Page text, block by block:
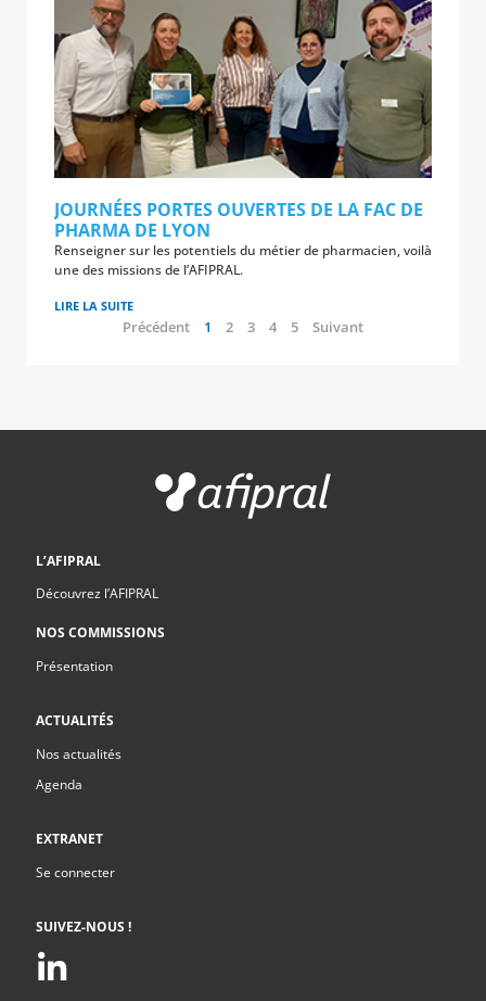
JOURNÉES PORTES OUVERTES DE LA FAC DE
PHARMA DE LYON
Renseigner sur les potentiels du métier de pharmacien, voilà
une des missions de l’AFIPRAL.
LIRE LA SUITE
Précédent 1 2 3 4 5 Suivant
L’AFIPRAL
Découvrez l’AFIPRAL
NOS COMMISSIONS
Présentation
ACTUALITÉS
Nos actualités
Agenda
EXTRANET
Se connecter
SUIVEZ-NOUS !